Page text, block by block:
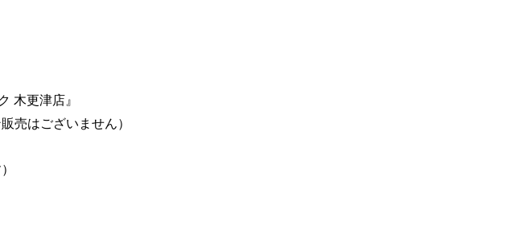
木更津店』
売はございません）